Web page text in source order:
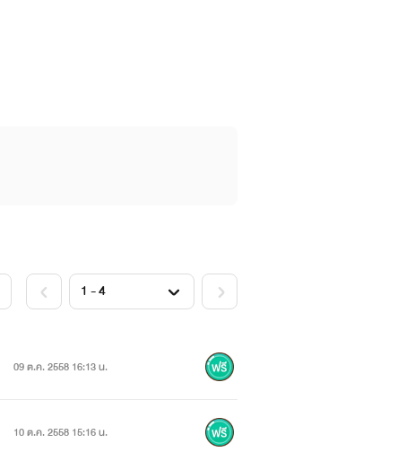
09 ต.ค. 2558 16:13 น.
10 ต.ค. 2558 15:16 น.